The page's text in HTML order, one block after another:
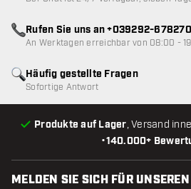
•140.000+
Produkte auf Lager, Versand
Häufig gestellte Fragen
Sofortige Antwort
Rufen Sie uns an +039292-678270
An Werktagen erreichbar von 08:00 -
MELDEN SIE SICH FÜR